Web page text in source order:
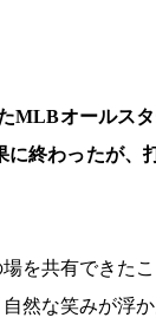
MLBオールス
終わったが、
を共有できた
然な笑みが浮か